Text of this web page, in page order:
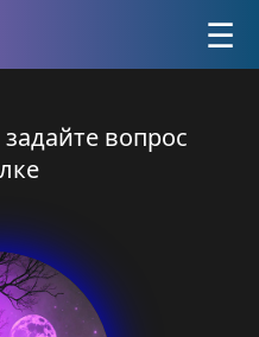
☰
вопрос